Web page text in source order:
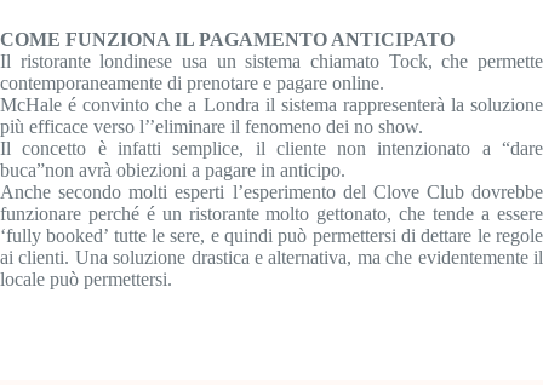
COME FUNZIONA IL PAGAMENTO ANTICIPATO
Il ristorante londinese usa un sistema chiamato Tock, che permette
contemporaneamente di prenotare e pagare online.
McHale é convinto che a Londra il sistema rappresenterà la soluzione
più efficace verso l’’eliminare il fenomeno dei no show.
Il concetto è infatti semplice, il cliente non intenzionato a “dare
buca”non avrà obiezioni a pagare in anticipo.
Anche secondo molti esperti l’esperimento del Clove Club dovrebbe
funzionare perché é un ristorante molto gettonato, che tende a essere
‘fully booked’ tutte le sere, e quindi può permettersi di dettare le regole
ai clienti. Una soluzione drastica e alternativa, ma che evidentemente il
locale può permettersi.